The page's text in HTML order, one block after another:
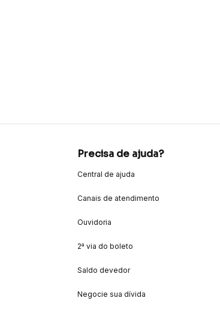
Precisa de ajuda?
Central de ajuda
Canais de atendimento
Ouvidoria
2ª via do boleto
Saldo devedor
Negocie sua dívida